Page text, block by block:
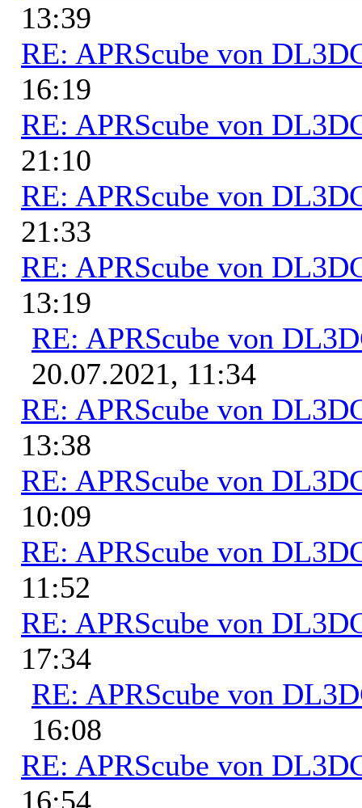
13:39
RE: APRScube von
16:19
RE: APRScube von
21:10
RE: APRScube von
21:33
RE: APRScube von
13:19
RE: APRScube von
20.07.2021, 11:34
RE: APRScube von
13:38
RE: APRScube von
10:09
RE: APRScube von
11:52
RE: APRScube von
17:34
RE: APRScube von
16:08
RE: APRScube von
16:54